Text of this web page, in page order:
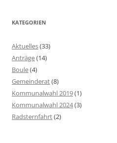
KATEGORIEN
Aktuelles(33)
Anträge(14)
Boule(4)
Gemeinderat(8)
Kommunalwahl 2019(1)
Kommunalwahl 2024(3)
Radsternfahrt(2)